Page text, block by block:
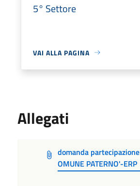
5° Settore
VAI ALLA PAGINA
Allegati
domanda
OMUNE PATERNO'-ERP